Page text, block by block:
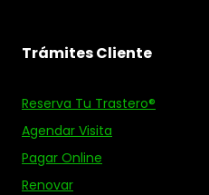
Trámites Cliente
Reserva Tu Trastero®
Agendar Visita
Pagar Online
Renovar